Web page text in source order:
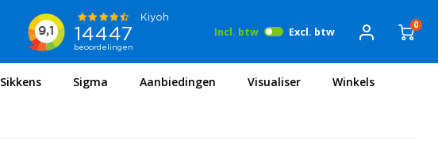
Incl. btw Excl. btw
0
Aanbiedingen Winkels
Sikkens Sigma Visualiser